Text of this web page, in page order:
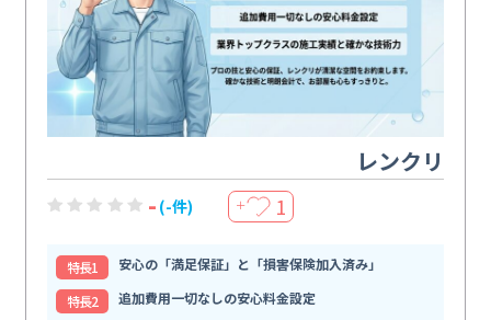
レンクリ
- (-件) ＋ 1
特⻑1
安心の「満足保証」と「損害保険加入済み」
特⻑2
追加費用一切なしの安心料金設定